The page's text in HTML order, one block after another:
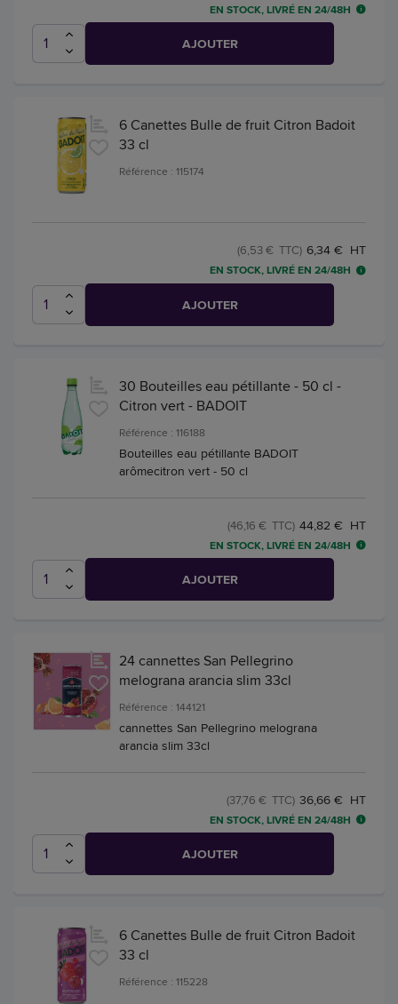
EN STOCK, LIVRÉ EN 24/48H
AJOUTER
6 Canettes Bulle de fruit Citron Badoit
33 cl
Référence : 115174
6,34 € HT
(6,53 € TTC)
EN STOCK, LIVRÉ EN 24/48H
AJOUTER
30 Bouteilles eau pétillante - 50 cl -
Citron vert - BADOIT
Référence : 116188
Bouteilles eau pétillante BADOIT
arômecitron vert - 50 cl
44,82 € HT
(46,16 € TTC)
EN STOCK, LIVRÉ EN 24/48H
AJOUTER
24 cannettes San Pellegrino
melograna arancia slim 33cl
Référence : 144121
cannettes San Pellegrino melograna
arancia slim 33cl
36,66 € HT
(37,76 € TTC)
EN STOCK, LIVRÉ EN 24/48H
AJOUTER
6 Canettes Bulle de fruit Citron Badoit
33 cl
Référence : 115228